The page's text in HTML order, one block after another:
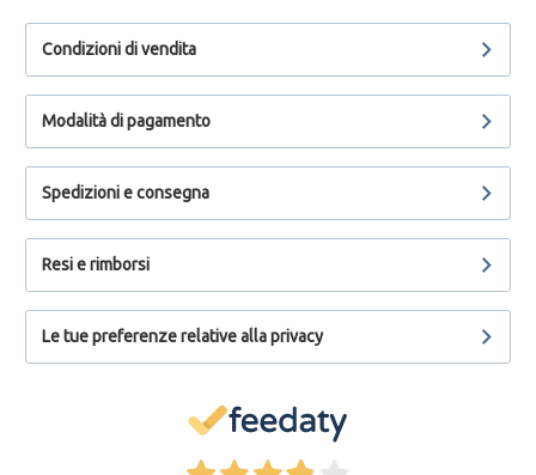
Condizioni di vendita
Modalità di pagamento
Spedizioni e consegna
Resi e rimborsi
Le tue preferenze relative alla privacy